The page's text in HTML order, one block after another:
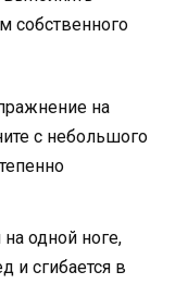
собственного
на
с небольшого
одной ноге,
и сгибается в